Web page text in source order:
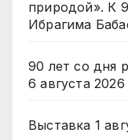
природой». К
Ибрагима
90 лет со дня
6 августа 2026
Выставка 1